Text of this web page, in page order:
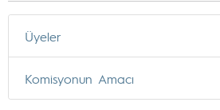
Üyeler
Komisyonun Amacı